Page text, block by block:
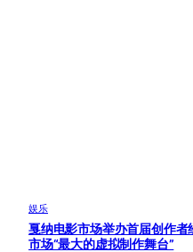
娱乐
戛纳电影市场举办首届创作者
市场“最大的虚拟制作舞台”